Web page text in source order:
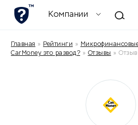
Компании
Главная » Рейтинги »
CarMoney это развод? » Отзывы »